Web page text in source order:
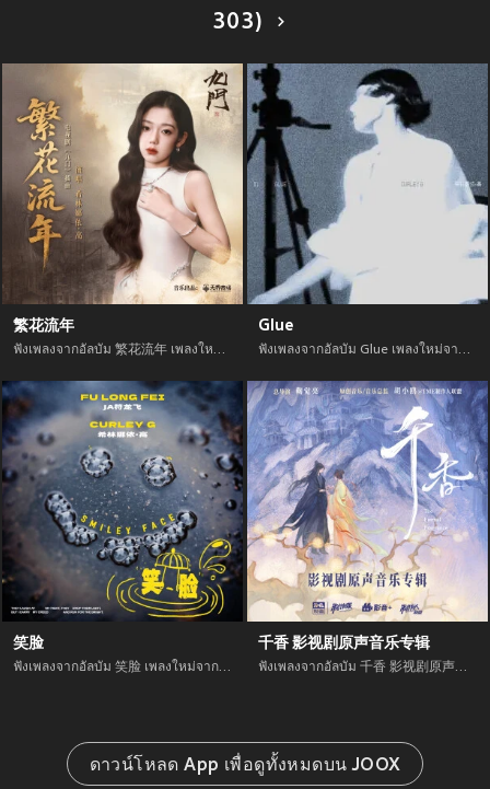
303)
繁花流年
ฟังเพลงจากอัลบัม 繁花流年 เพลงใหม่จาก อัพเดทเพลงใหม่ล่าสุดก่อนใคร ตลอดปี 2021
Glue
ฟังเพลงจากอัลบัม Glue เพลงใหม่จาก อัพเดทเพลงใหม่ล่าสุดก่อนใคร ตลอดปี 2021
笑脸
ฟังเพลงจากอัลบัม 笑脸 เพลงใหม่จาก อัพเดทเพลงใหม่ล่าสุดก่อนใคร ตลอดปี 2021
千香 影视剧原声音乐专辑
ฟังเพลงจากอัลบัม 千香 影视剧原声音乐专辑 เพลงใหม่จาก อัพเดทเพลงใหม่ล่าสุดก่อนใคร ตลอดปี 2021
ดาวน์โหลด App เพื่อดูทั้งหมดบน JOOX